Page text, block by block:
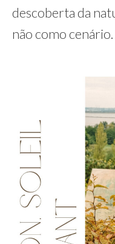
descoberta da
não como cenário.